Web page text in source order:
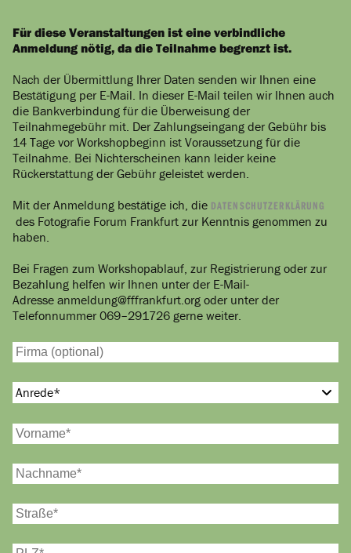
Für diese Veranstaltungen ist eine verbindliche
Anmeldung nötig, da die Teilnahme begrenzt ist.
Nach der Übermittlung Ihrer Daten senden wir Ihnen eine
Bestätigung per E-Mail. In dieser E-Mail teilen wir Ihnen auch
die Bankverbindung für die Überweisung der
Teilnahmegebühr mit. Der Zahlungseingang der Gebühr bis
14 Tage vor Workshopbeginn ist Voraussetzung für die
Teilnahme. Bei Nichterscheinen kann leider keine
Rückerstattung der Gebühr geleistet werden.
Mit der Anmeldung bestätige ich, die DATENSCHUTZERKLÄRUNG
des Fotografie Forum Frankfurt zur Kenntnis genommen zu
haben.
Bei Fragen zum Workshopablauf, zur Registrierung oder zur
Bezahlung helfen wir Ihnen unter der E-Mail-
Adresse anmeldung@fffrankfurt.org oder unter der
Telefonnummer 069–291726 gerne weiter.
Anrede*